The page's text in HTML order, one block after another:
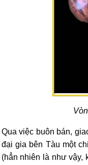
Qua việc buôn bán,
đại gia bên Tàu một
(hẳn nhiên là như vậy,